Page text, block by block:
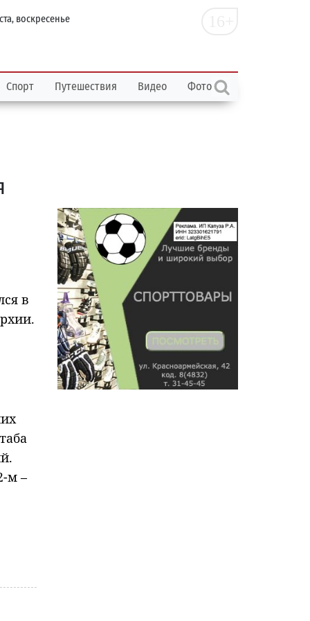
воскресенье
Спорт Путешествия Видео Фото
в
м –